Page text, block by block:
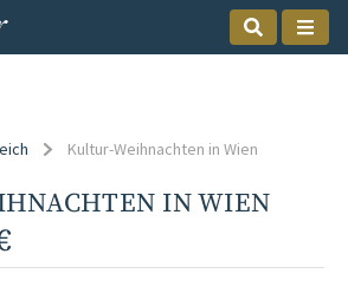
Kultur-Weihnachten in Wien
IN WIEN